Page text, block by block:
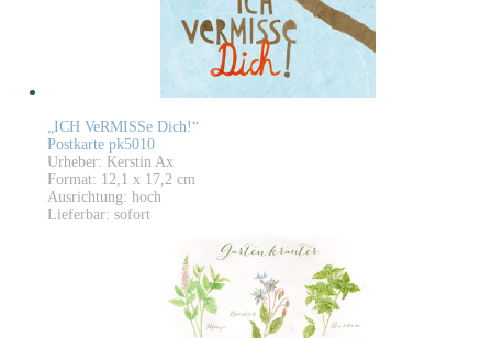
„ICH VeRMISSe Dich!“
Postkarte pk5010
Urheber: Kerstin Ax
Format: 12,1 x 17,2 cm
Ausrichtung: hoch
Lieferbar: sofort